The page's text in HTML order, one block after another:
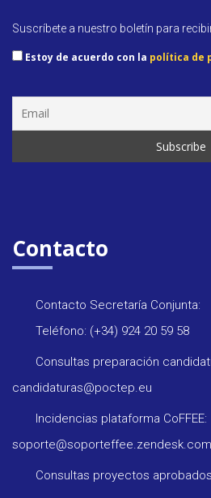
Suscríbete a nuestro boletín para
Estoy de acuerdo con la política de
Contacto
Contacto Secretaría Conjunta:
Teléfono: (+34) 924 20 59 58
Consultas preparación
candidaturas@poctep.eu
Incidencias plataforma CoFFEE:
soporte@soporteffee.zendesk.com
Consultas proyectos